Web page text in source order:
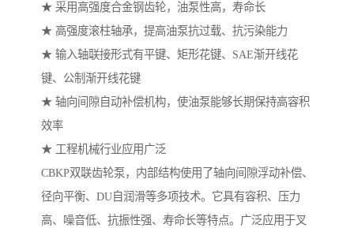
★ 采用高强度合金钢齿轮，油泵性高，寿命长
★ 高强度滚柱轴承，提高油泵抗过载、抗污染能力
★ 输入轴联接形式有平键、矩形花键、SAE渐开线花
键、公制渐开线花键
★ 轴向间隙自动补偿机构，使油泵能够长期保持高容积
效率
★ 工程机械行业应用广泛
CBKP双联齿轮泵，内部结构使用了轴向间隙浮动补偿、
径向平衡、DU自润滑等多项技术。它具有容积、压力
高、噪音低、抗振性强、寿命长等特点。广泛应用于叉